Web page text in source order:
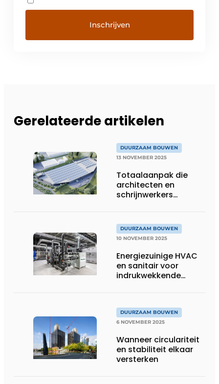
Gerelateerde artikelen
DUURZAAM BOUWEN
13 NOVEMBER 2025
Totaalaanpak die
architecten en
schrijnwerkers
DUURZAAM BOUWEN
10 NOVEMBER 2025
Energiezuinige HVAC
en sanitair voor
indrukwekkende
DUURZAAM BOUWEN
6 NOVEMBER 2025
Wanneer circulariteit
en stabiliteit elkaar
versterken